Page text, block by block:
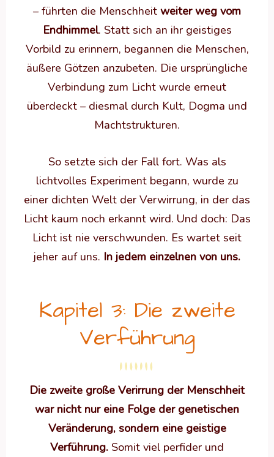
– führten die Menschheit weiter weg vom
Endhimmel. Statt sich an ihr geistiges
Vorbild zu erinnern, begannen die Menschen,
äußere Götzen anzubeten. Die ursprüngliche
Verbindung zum Licht wurde erneut
überdeckt – diesmal durch Kult, Dogma und
Machtstrukturen.
So setzte sich der Fall fort. Was als
lichtvolles Experiment begann, wurde zu
einer dichten Welt der Verwirrung, in der das
Licht kaum noch erkannt wird. Und doch: Das
Licht ist nie verschwunden. Es wartet seit
jeher auf uns. In jedem einzelnen von uns.
Kapitel 3: Die zweite
Verführung
Die zweite große Verirrung der Menschheit
war nicht nur eine Folge der genetischen
Veränderung, sondern eine geistige
Verführung. Somit viel perfider und